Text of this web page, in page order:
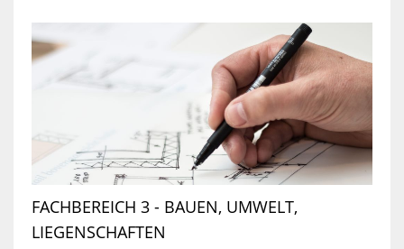
FACHBEREICH 3 - BAUEN, UMWELT,
LIEGENSCHAFTEN